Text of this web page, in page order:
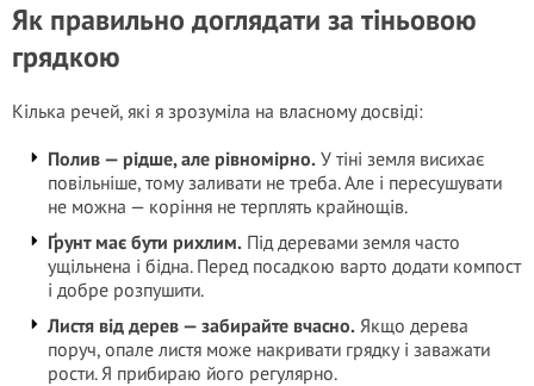
Як правильно доглядати за тіньовою
грядкою
Кілька речей, які я зрозуміла на власному досвіді:
Полив — рідше, але рівномірно. У тіні земля висихає
повільніше, тому заливати не треба. Але і пересушувати
не можна — коріння не терплять крайнощів.
Ґрунт має бути рихлим. Під деревами земля часто
ущільнена і бідна. Перед посадкою варто додати компост
і добре розпушити.
Листя від дерев — забирайте вчасно. Якщо дерева
поруч, опале листя може накривати грядку і заважати
рости. Я прибираю його регулярно.